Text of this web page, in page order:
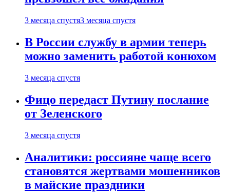
3 месяца спустя3 месяца спустя
В России службу в армии теперь
можно заменить работой конюхом
3 месяца спустя
Фицо передаст Путину послание
от Зеленского
3 месяца спустя
Аналитики: россияне чаще всего
становятся жертвами мошенников
в майские праздники